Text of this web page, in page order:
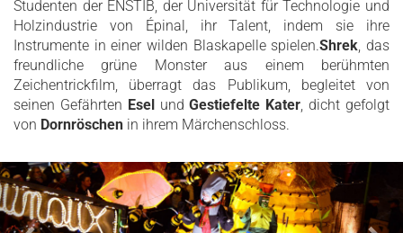
Studenten der ENSTIB, der Universität für Technologie und
Holzindustrie von Épinal, ihr Talent, indem sie ihre
Instrumente in einer wilden Blaskapelle spielen.Shrek, das
freundliche grüne Monster aus einem berühmten
Zeichentrickfilm, überragt das Publikum, begleitet von
seinen Gefährten EselundGestiefelte Kater, dicht gefolgt
von Dornröschen in ihrem Märchenschloss.